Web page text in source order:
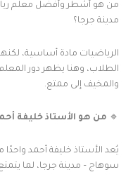
من هو أشطر وأفضل معلم
مدينة جرجا؟
الرياضيات مادة أساسية،
الطلاب، وهنا يظهر دور
والمخيف إلى ممتع.
🔹 من هو الأستاذ خليفة
يُعد الأستاذ خليفة أحمد
سوهاج – مدينة جرجا، لما